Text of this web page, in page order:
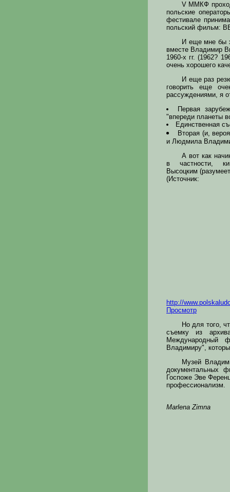
V ММКФ
польские
фестивале
польский фильм:
И еще мне бы
вместе Владимир
1960-х гг. (1962?
очень хорошего
И еще раз
говорить еще
рассуждениями, я
Первая
"впереди планеты
Единственная
Вторая (и,
и Людмила
А вот как
в частности,
Высоцким
(Источник:
http://
Просмотр
Но для того,
съемку из
Международный
Владимиру",
Музей
документальных
Госпоже Эве
профессионализм.
Marlena Zimna